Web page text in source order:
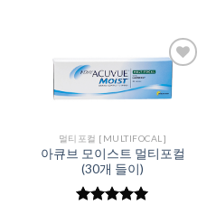
Add to
Wishlist
멀티포컬 [MULTIFOCAL]
아큐브 모이스트 멀티포컬
(30개 들이)